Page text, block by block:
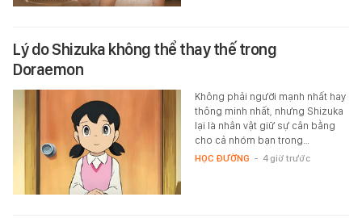
Lý do Shizuka không thể thay thế trong
Doraemon
Không phải người mạnh nhất hay
thông minh nhất, nhưng Shizuka
lại là nhân vật giữ sự cân bằng
cho cả nhóm bạn trong…
HỌC ĐƯỜNG - 4 giờ trước